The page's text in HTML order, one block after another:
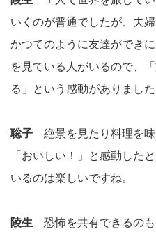
いくのが普通でしたが、夫
かつてのように友達ができ
を見ている人がいるので、
る」という感動がありました
聡子 絶景を見たり料理を味
「おいしい！」と感動した
いるのは楽しいですね。
陵生 恐怖を共有できるのも